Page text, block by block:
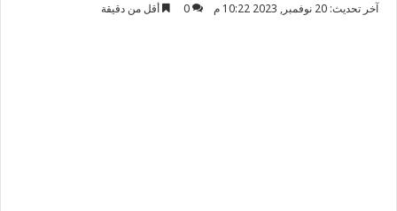
آخر تحديث: 20 نوفمبر, 2023 10:22 م
0 أقل من دقيقة